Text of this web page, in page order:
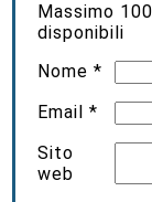
Massimo
disponibili
Nome*
Email*
Sito
web